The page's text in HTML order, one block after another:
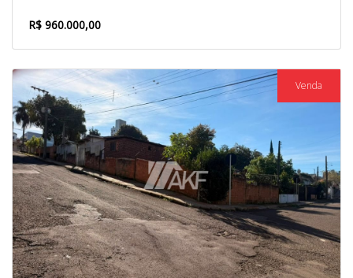
R$ 960.000,00
Venda